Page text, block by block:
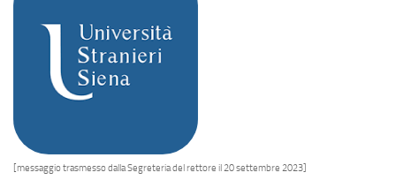
[messaggio trasmesso dalla Segreteria del rettore il 20 settembre 2023]